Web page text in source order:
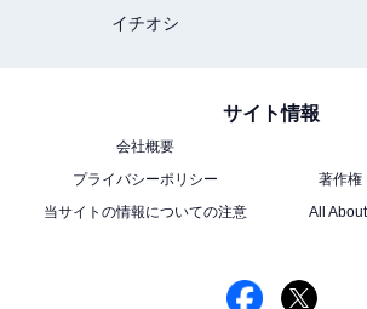
イチオシ
サイト情報
会社概要
プライバシーポリシー
著作権
当サイトの情報についての注意
All